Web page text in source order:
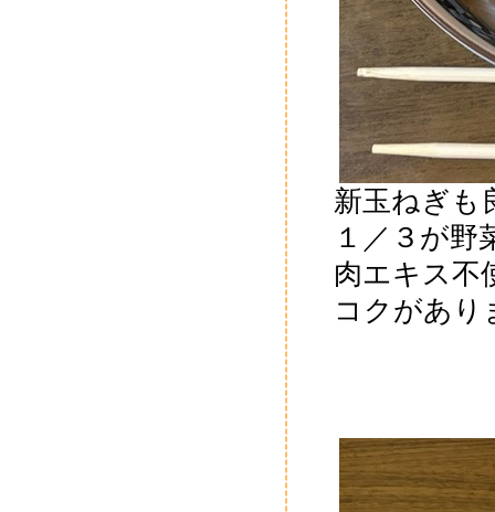
新玉ねぎも
１／３が
肉エキス不
コクがあり